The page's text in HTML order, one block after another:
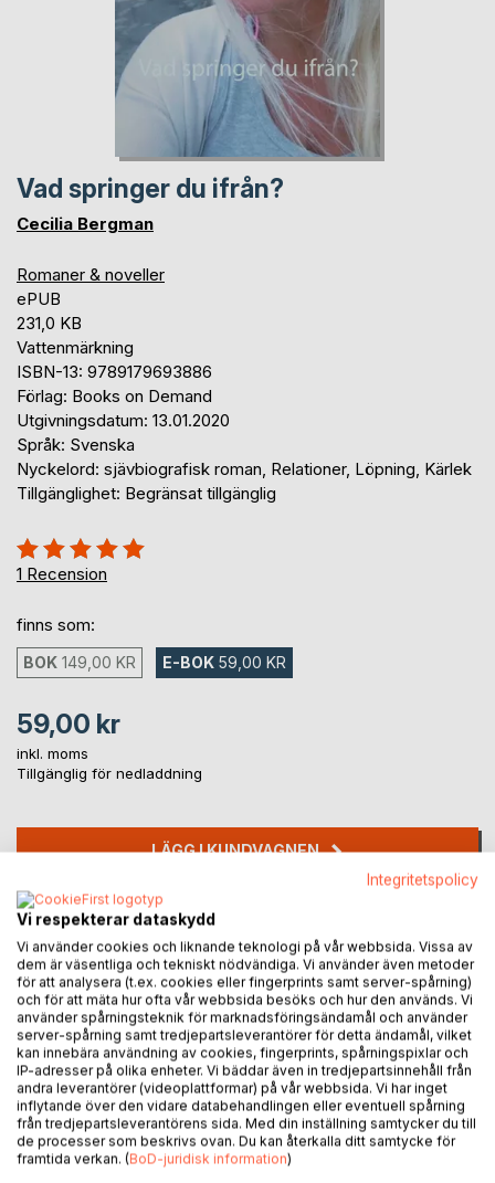
Vad springer du ifrån?
Cecilia Bergman
Romaner & noveller
ePUB
231,0 KB
Vattenmärkning
ISBN-13: 9789179693886
Förlag: Books on Demand
Utgivningsdatum: 13.01.2020
Språk: Svenska
Nyckelord: sjävbiografisk roman, Relationer, Löpning, Kärlek
Tillgänglighet: Begränsat tillgänglig
Betyg::
100%
1 Recension
finns som:
BOK 149,00 KR E-BOK 59,00 KR
59,00 kr
inkl. moms
Tillgänglig för nedladdning
LÄGG I KUNDVAGNEN
Lägg till i kom-ihåglista
Recensera titel
BESKRIVNING
Första gången jag fick frågan, reflekterade jag inte så
Integritetspolicy
Vi respekterar dataskydd
Vi använder cookies och liknande teknologi på vår webbsida. Vissa av
dem är väsentliga och tekniskt nödvändiga. Vi använder även metoder
för att analysera (t.ex. cookies eller fingerprints samt server-spårning)
och för att mäta hur ofta vår webbsida besöks och hur den används. Vi
använder spårningsteknik för marknadsföringsändamål och använder
server-spårning samt tredjepartsleverantörer för detta ändamål, vilket
kan innebära användning av cookies, fingerprints, spårningspixlar och
IP-adresser på olika enheter. Vi bäddar även in tredjepartsinnehåll från
andra leverantörer (videoplattformar) på vår webbsida. Vi har inget
inflytande över den vidare databehandlingen eller eventuell spårning
från tredjepartsleverantörens sida. Med din inställning samtycker du till
de processer som beskrivs ovan. Du kan återkalla ditt samtycke för
framtida verkan. (BoD-juridisk information)